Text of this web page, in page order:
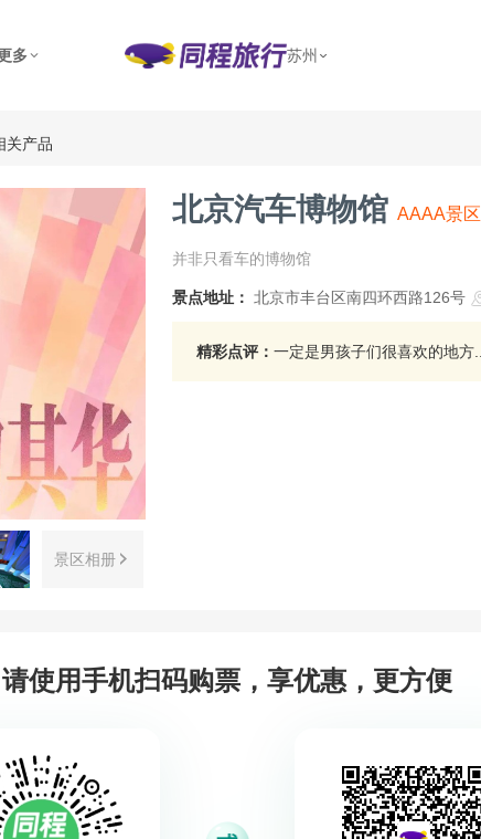
多 苏州
关产品
景区相册
北京汽车博物馆 AAAA景区
并非只看车的博物馆
景点地址： 北京市丰台区南四环西路126号
精彩点评： 一定是男孩子们很喜欢的地方...
请使用手机扫码购票，享优惠，更方便